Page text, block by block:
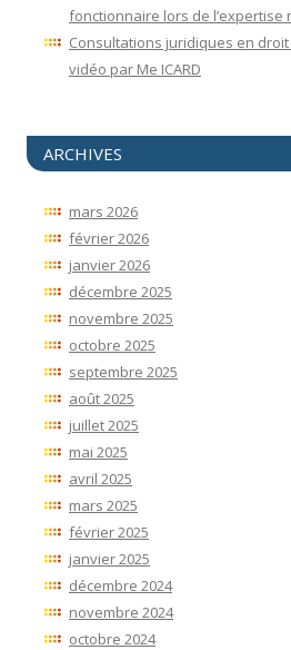
fonctionnaire lors de l’expertise
Consultations juridiques en
vidéo par Me ICARD
ARCHIVES
mars 2026
février 2026
janvier 2026
décembre 2025
novembre 2025
octobre 2025
septembre 2025
août 2025
juillet 2025
mai 2025
avril 2025
mars 2025
février 2025
janvier 2025
décembre 2024
novembre 2024
octobre 2024